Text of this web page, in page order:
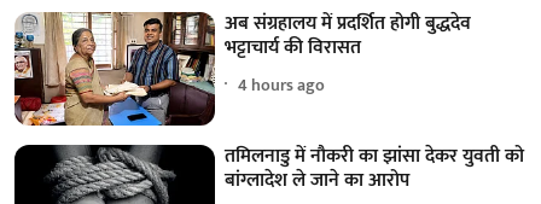
अब संग्रहालय में प्रदर्शित होगी बुद्धदेव
भट्टाचार्य की विरासत
4 hours ago
तमिलनाडु में नौकरी का झांसा देकर युवती को
बांग्लादेश ले जाने का आरोप